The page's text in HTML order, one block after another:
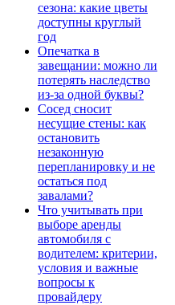
сезона: какие цветы
доступны круглый
год
Опечатка в
завещании: можно ли
потерять наследство
из-за одной буквы?
Сосед сносит
несущие стены: как
остановить
незаконную
перепланировку и не
остаться под
завалами?
Что учитывать при
выборе аренды
автомобиля с
водителем: критерии,
условия и важные
вопросы к
провайдеру